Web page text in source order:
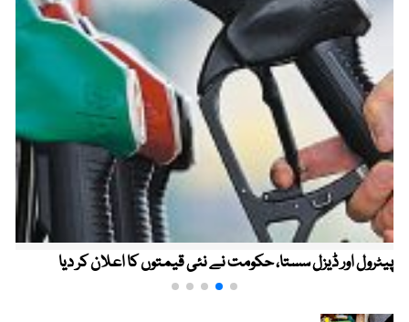
پیٹرول اور ڈیزل سستا، حکومت نے نئی قیمتوں کا اعلان کر دیا